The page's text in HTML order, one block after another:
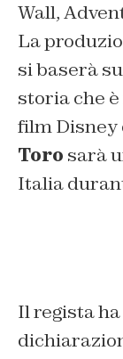
Wall,
La
si baserà
storia che
film Disney
Toro sarà
Italia
Il regista